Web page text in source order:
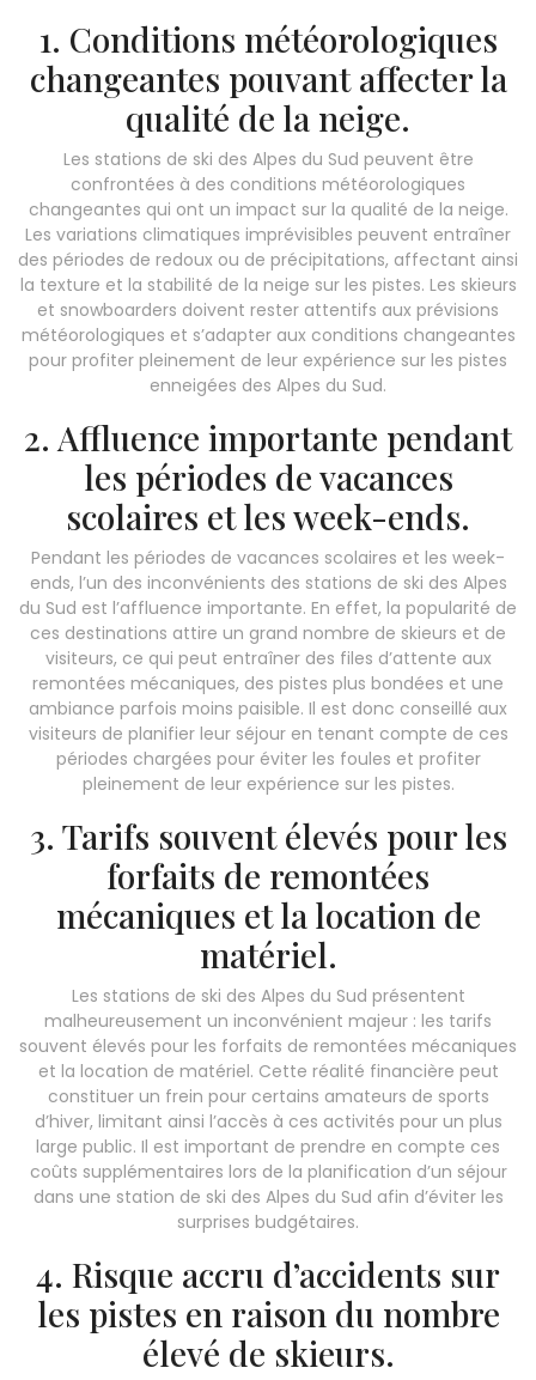
1. Conditions météorologiques
changeantes pouvant affecter la
qualité de la neige.
Les stations de ski des Alpes du Sud peuvent être
confrontées à des conditions météorologiques
changeantes qui ont un impact sur la qualité de la neige.
Les variations climatiques imprévisibles peuvent entraîner
des périodes de redoux ou de précipitations, affectant ainsi
la texture et la stabilité de la neige sur les pistes. Les skieurs
et snowboarders doivent rester attentifs aux prévisions
météorologiques et s’adapter aux conditions changeantes
pour profiter pleinement de leur expérience sur les pistes
enneigées des Alpes du Sud.
2. Affluence importante pendant
les périodes de vacances
scolaires et les week-ends.
Pendant les périodes de vacances scolaires et les week-
ends, l’un des inconvénients des stations de ski des Alpes
du Sud est l’affluence importante. En effet, la popularité de
ces destinations attire un grand nombre de skieurs et de
visiteurs, ce qui peut entraîner des files d’attente aux
remontées mécaniques, des pistes plus bondées et une
ambiance parfois moins paisible. Il est donc conseillé aux
visiteurs de planifier leur séjour en tenant compte de ces
périodes chargées pour éviter les foules et profiter
pleinement de leur expérience sur les pistes.
3. Tarifs souvent élevés pour les
forfaits de remontées
mécaniques et la location de
matériel.
Les stations de ski des Alpes du Sud présentent
malheureusement un inconvénient majeur : les tarifs
souvent élevés pour les forfaits de remontées mécaniques
et la location de matériel. Cette réalité financière peut
constituer un frein pour certains amateurs de sports
d’hiver, limitant ainsi l’accès à ces activités pour un plus
large public. Il est important de prendre en compte ces
coûts supplémentaires lors de la planification d’un séjour
dans une station de ski des Alpes du Sud afin d’éviter les
surprises budgétaires.
4. Risque accru d’accidents sur
les pistes en raison du nombre
élevé de skieurs.